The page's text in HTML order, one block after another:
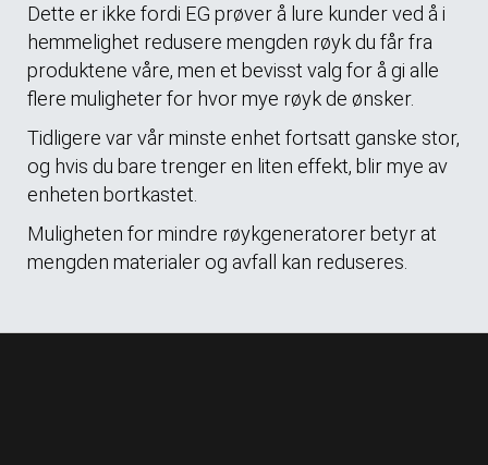
Dette er ikke fordi EG prøver å lure kunder ved å i
hemmelighet redusere mengden røyk du får fra
produktene våre, men et bevisst valg for å gi alle
flere muligheter for hvor mye røyk de ønsker.
Tidligere var vår minste enhet fortsatt ganske stor,
og hvis du bare trenger en liten effekt, blir mye av
enheten bortkastet.
Muligheten for mindre røykgeneratorer betyr at
mengden materialer og avfall kan reduseres.